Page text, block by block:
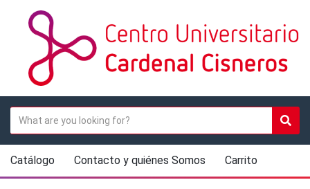
U
a
t
e
e
a
r
c
Catálogo Contacto y quiénes Somos Carrito